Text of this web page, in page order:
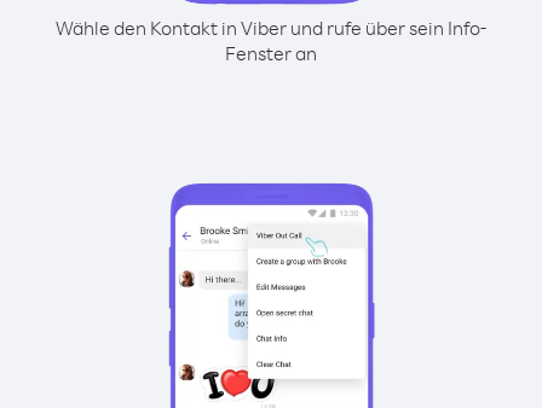
Wähle den Kontakt in Viber und rufe über sein Info-
Fenster an